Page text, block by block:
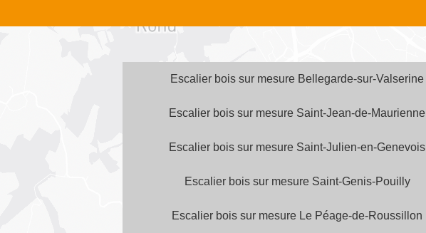
Escalier bois sur mesure Bellegarde-sur-Valserine
Escalier bois sur mesure Saint-Jean-de-Maurienne
Escalier bois sur mesure Saint-Julien-en-Genevois
Escalier bois sur mesure Saint-Genis-Pouilly
Escalier bois sur mesure Le Péage-de-Roussillon